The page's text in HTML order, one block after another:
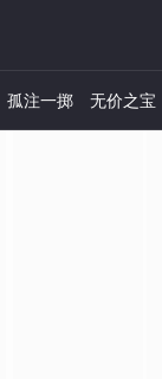
孤注一掷 无价之宝